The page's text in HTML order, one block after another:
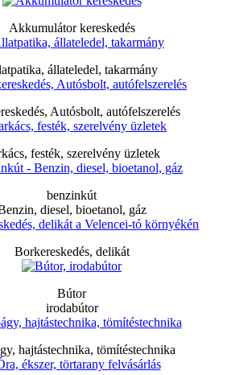
Akkumulátor kereskedés
állateledel, takarmány
Autósbolt, autófelszerelés
festék, szerelvény üzletek
benzinkút
diesel, bioetanol, gáz
Borkereskedés, delikát
Bútor
irodabútor
hajtástechnika, tömítéstechnika